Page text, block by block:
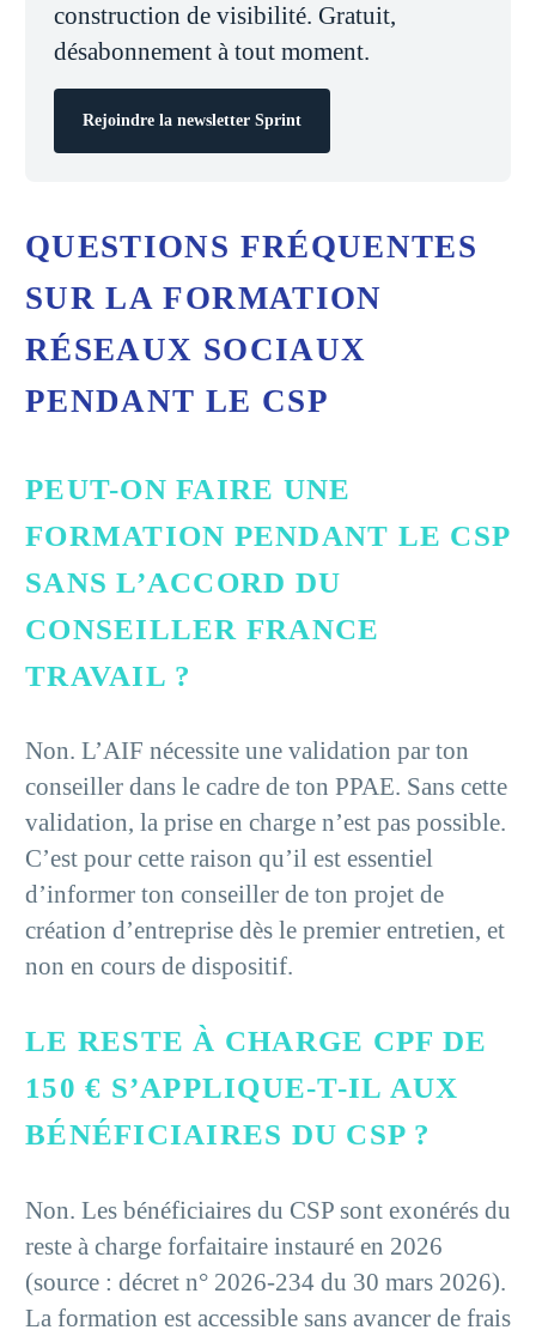
construction de visibilité. Gratuit,
désabonnement à tout moment.
Rejoindre la newsletter Sprint
QUESTIONS FRÉQUENTES
SUR LA FORMATION
RÉSEAUX SOCIAUX
PENDANT LE CSP
PEUT-ON FAIRE UNE
FORMATION PENDANT LE CSP
SANS L’ACCORD DU
CONSEILLER FRANCE
TRAVAIL ?
Non. L’AIF nécessite une validation par ton
conseiller dans le cadre de ton PPAE. Sans cette
validation, la prise en charge n’est pas possible.
C’est pour cette raison qu’il est essentiel
d’informer ton conseiller de ton projet de
création d’entreprise dès le premier entretien, et
non en cours de dispositif.
LE RESTE À CHARGE CPF DE
150 € S’APPLIQUE-T-IL AUX
BÉNÉFICIAIRES DU CSP ?
Non. Les bénéficiaires du CSP sont exonérés du
reste à charge forfaitaire instauré en 2026
(source : décret n° 2026-234 du 30 mars 2026).
La formation est accessible sans avancer de frais